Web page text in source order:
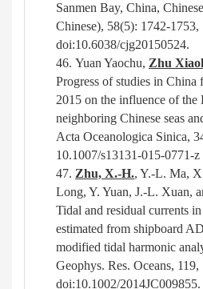
Sanmen Bay, China,
Chinese), 58(5): 1742-1753,
doi:10.6038/cjg20150524.
46. Yuan Yaochu, Zhu
Progress of studies in
2015 on the influence of the
neighboring Chinese seas
Acta Oceanologica Sinica,
10.1007/s13131-015-0771-z
47. Zhu, X.-H., Y.-L. Ma,
Long, Y. Yuan, J.-L. Xuan,
Tidal and residual currents
estimated from shipboard
modified tidal harmonic
Geophys. Res. Oceans, 119,
doi:10.1002/2014JC009855.